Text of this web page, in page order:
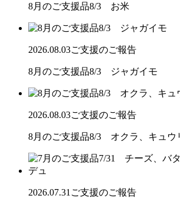
8月のご支援品8/3 お米
2026.08.03ご支援のご報告
8月のご支援品8/3 ジャガイモ
2026.08.03ご支援のご報告
8月のご支援品8/3 オクラ、キュウ
2026.07.31 ご支援のご報告